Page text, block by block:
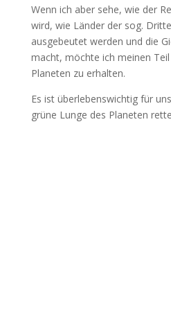
Wenn ich aber sehe, wie der
wird, wie Länder der sog.
ausgebeutet werden und die
macht, möchte ich meinen
Planeten zu erhalten.
Es ist überlebenswichtig für
grüne Lunge des Planeten